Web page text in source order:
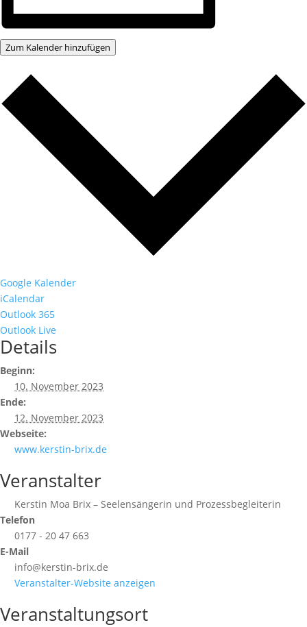
Zum Kalender hinzufügen
Google Kalender
iCalendar
Outlook 365
Outlook Live
Details
Beginn:
10. November 2023
Ende:
12. November 2023
Webseite:
www.kerstin-brix.de
Veranstalter
Kerstin Moa Brix – Seelensängerin und Prozessbegleiterin
Telefon
0177 - 20 47 663
E-Mail
info@kerstin-brix.de
Veranstalter-Website anzeigen
Veranstaltungsort